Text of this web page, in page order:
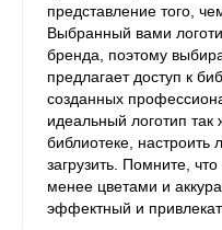
представление того,
Выбранный вами
бренда, поэтому
предлагает доступ к
созданных
идеальный логотип так
библиотеке, настроить
загрузить. Помните,
менее цветами и
эффектный и